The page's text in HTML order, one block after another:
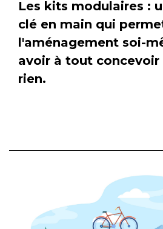
Les kits modulaires :
clé en main qui
l'aménagement soi-
avoir à tout
rien.